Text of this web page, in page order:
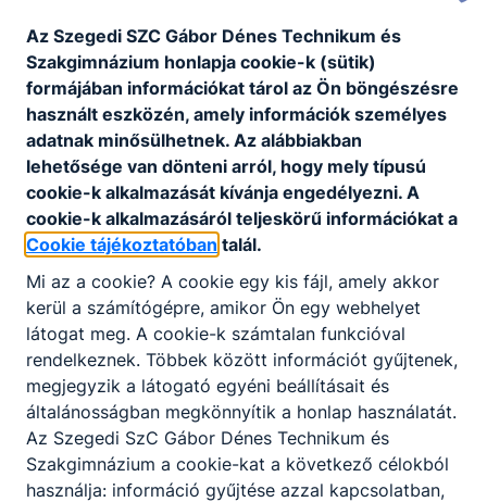
Az Szegedi SZC Gábor Dénes Technikum és
Szakgimnázium honlapja cookie-k (sütik)
formájában információkat tárol az Ön böngészésre
használt eszközén, amely információk személyes
adatnak minősülhetnek. Az alábbiakban
lehetősége van dönteni arról, hogy mely típusú
cookie-k alkalmazását kívánja engedélyezni. A
cookie-k alkalmazásáról teljeskörű információkat a
Cookie tájékoztatóban talál.
Mi az a cookie? A cookie egy kis fájl, amely akkor
kerül a számítógépre, amikor Ön egy webhelyet
látogat meg. A cookie-k számtalan funkcióval
rendelkeznek. Többek között információt gyűjtenek,
megjegyzik a látogató egyéni beállításait és
általánosságban megkönnyítik a honlap használatát.
Az Szegedi SzC Gábor Dénes Technikum és
Szakgimnázium a cookie-kat a következő célokból
használja: információ gyűjtése azzal kapcsolatban,